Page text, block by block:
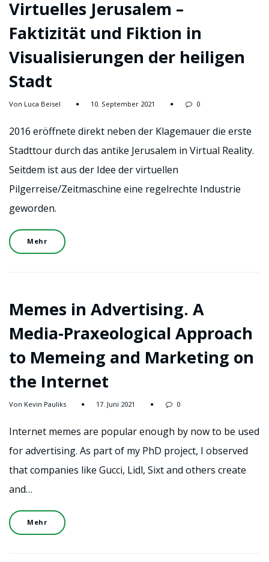
Virtuelles Jerusalem –
Faktizität und Fiktion in
Visualisierungen der heiligen
Stadt
Von Luca Beisel 10. September 2021 0
2016 eröffnete direkt neben der Klagemauer die erste
Stadttour durch das antike Jerusalem in Virtual Reality.
Seitdem ist aus der Idee der virtuellen
Pilgerreise/Zeitmaschine eine regelrechte Industrie
geworden.
Mehr
Memes in Advertising. A
Media-Praxeological Approach
to Memeing and Marketing on
the Internet
Von Kevin Pauliks 17. Juni 2021 0
Internet memes are popular enough by now to be used
for advertising. As part of my PhD project, I observed
that companies like Gucci, Lidl, Sixt and others create
and…
Mehr